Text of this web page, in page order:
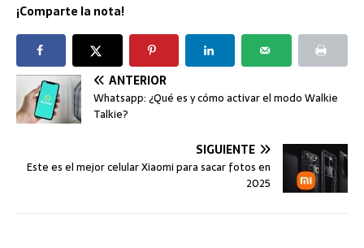
¡Comparte la nota!
ANTERIOR
Whatsapp: ¿Qué es y cómo activar el modo Walkie
Talkie?
SIGUIENTE
Este es el mejor celular Xiaomi para sacar fotos en
2025